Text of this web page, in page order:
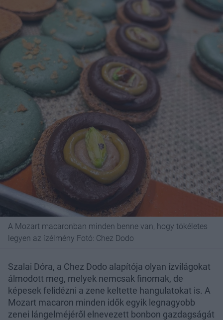
A Mozart macaronban minden benne van, hogy tökéletes
legyen az ízélmény Fotó: Chez Dodo
Szalai Dóra, a Chez Dodo alapítója olyan ízvilágokat
álmodott meg, melyek nemcsak finomak, de
képesek felidézni a zene keltette hangulatokat is. A
Mozart macaron minden idők egyik legnagyobb
zenei lángelméjéről elnevezett bonbon gazdagságát